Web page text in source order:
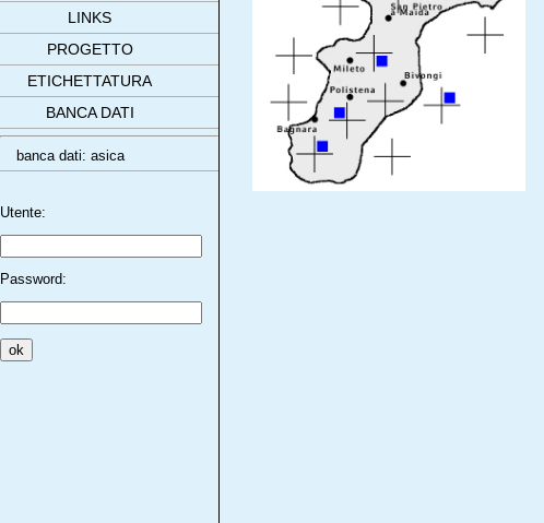
LINKS
PROGETTO
ETICHETTATURA
BANCA DATI
banca dati: asica
Utente:
Password: